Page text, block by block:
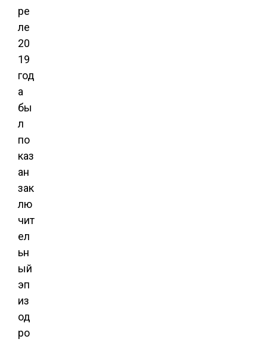
ре
ле
20
19
год
а
бы
л
по
каз
ан
зак
лю
чит
ел
ьн
ый
эп
из
од
ро